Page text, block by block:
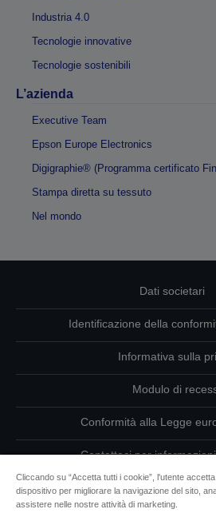
Industria 4.0
Tecnologie innovative
Tecnologie sostenibili
L’azienda
Executive Team
Epson Europe Electronics
Digigraphie® (Programma certificato
Stampa diretta su tessuto
Nel mondo
Dati societari
Identificazione della
Informativa sulla
Modulo di
Conformità alla Legge
Contattaci per
Informazioni sui
Cliccando su “Accetta tutti i cookie”, l'utente
dispositivo per migliorare la navigazione del sito,
assistere nelle nostre attività di marketing.